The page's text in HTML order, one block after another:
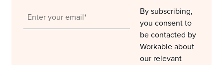
By subscribing,
you consent to
be contacted by
Workable about
our relevant